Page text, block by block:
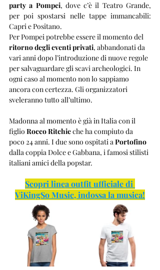
party a Pompei, dove c’è il Teatro Grande,
per poi spostarsi nelle tappe immancabili:
Capri e Positano.
Per Pompei potrebbe essere il momento del
ritorno degli eventi privati, abbandonati da
vari anni dopo l’introduzione di nuove regole
per salvaguardare gli scavi archeologici. In
ogni caso al momento non lo sappiamo
ancora con certezza. Gli organizzatori
sveleranno tutto all’ultimo.
Madonna al momento è già in Italia con il
figlio Rocco Ritchie che ha compiuto da
poco 24 anni. I due sono ospitati a Portofino
dalla coppia Dolce e Gabbana, i famosi stilisti
italiani amici della popstar.
Scopri linea outfit ufficiale di
ViKingSo Music, indossa la musica!